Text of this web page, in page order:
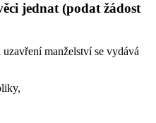
jednat (podat žádost
manželství se vydává